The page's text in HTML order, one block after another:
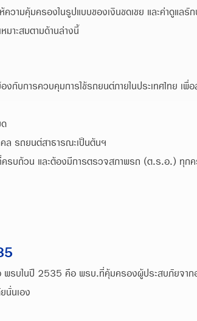
ามคุ้มครองในรูปแบบของเงินชดเชย และค่าดูแลรั
มาะสมตามด้านล่างนี้
รควบคุมการใช้รถยนต์ภายในประเทศไทย เพื่อ
ล รถยนต์สาธารณะเป็นต้นฯ
รบถ้วน และต้องมีการตรวจสภาพรถ (ต.ร.อ.) ทุก
บในปี 2535 คือ พรบ.ที่คุ้มครองผู้ประสบภัยจาก
นั่นเอง